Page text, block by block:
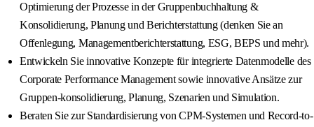
Optimierung der Prozesse in der Gruppenbuchhaltung &
Konsolidierung, Planung und Berichterstattung (denken Sie an
Offenlegung, Managementberichterstattung, ESG, BEPS und mehr).
Entwickeln Sie innovative Konzepte für integrierte Datenmodelle des
Corporate Performance Management sowie innovative Ansätze zur
Gruppen-konsolidierung, Planung, Szenarien und Simulation.
Beraten Sie zur Standardisierung von CPM-Systemen und Record-to-